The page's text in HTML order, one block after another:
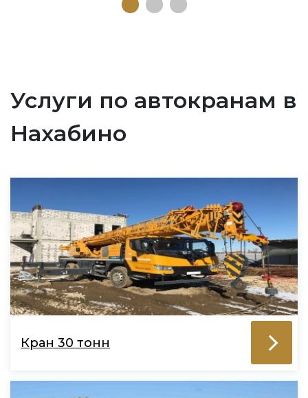
Услуги по автокранам в
Нахабино
Кран 30 тонн